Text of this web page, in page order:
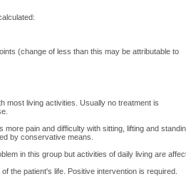
(change of less than this may be attributable to
most living activities. Usually no treatment is
pain and difficulty with sitting, lifting and
by conservative means.
in this group but activities of daily living are
the patient's life. Positive intervention is required.